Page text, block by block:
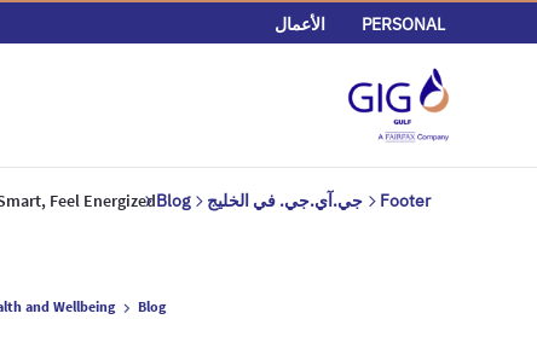
PERSONAL الأعمال
Footer جي.آي.جي. في الخليج Blog
Feel Energized
Blog
and Wellbeing